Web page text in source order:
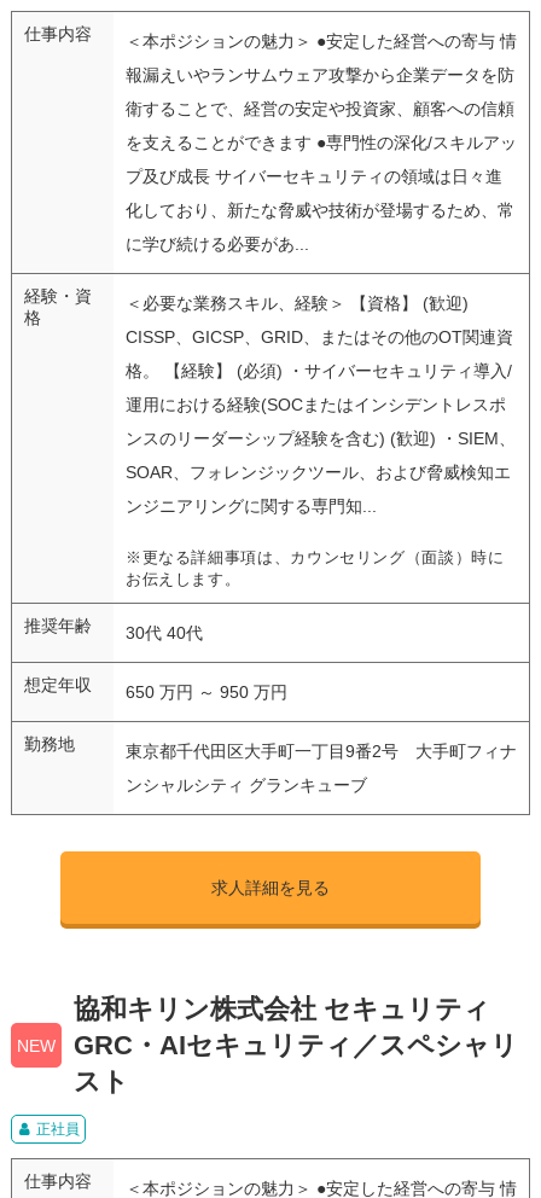
仕事内容
＜本ポジションの魅力＞ ●安定した経営への寄与 情
報漏えいやランサムウェア攻撃から企業データを防
衛することで、経営の安定や投資家、顧客への信頼
を支えることができます ●専門性の深化/スキルアッ
プ及び成長 サイバーセキュリティの領域は日々進
化しており、新たな脅威や技術が登場するため、常
に学び続ける必要があ...
経験・資
格
＜必要な業務スキル、経験＞ 【資格】 (歓迎)
CISSP、GICSP、GRID、またはその他のOT関連資
格。 【経験】 (必須) ・サイバーセキュリティ導入/
運用における経験(SOCまたはインシデントレスポ
ンスのリーダーシップ経験を含む) (歓迎) ・SIEM、
SOAR、フォレンジックツール、および脅威検知エ
ンジニアリングに関する専門知...
※更なる詳細事項は、カウンセリング（面談）時に
お伝えします。
推奨年齢 30代 40代
想定年収 650 万円 ～ 950 万円
勤務地
東京都千代田区大手町一丁目9番2号 大手町フィナ
ンシャルシティ グランキューブ
求人詳細を見る
NEW
協和キリン株式会社 セキュリティ
GRC・AIセキュリティ／スペシャリ
スト
正社員
仕事内容
＜本ポジションの魅力＞ ●安定した経営への寄与 情